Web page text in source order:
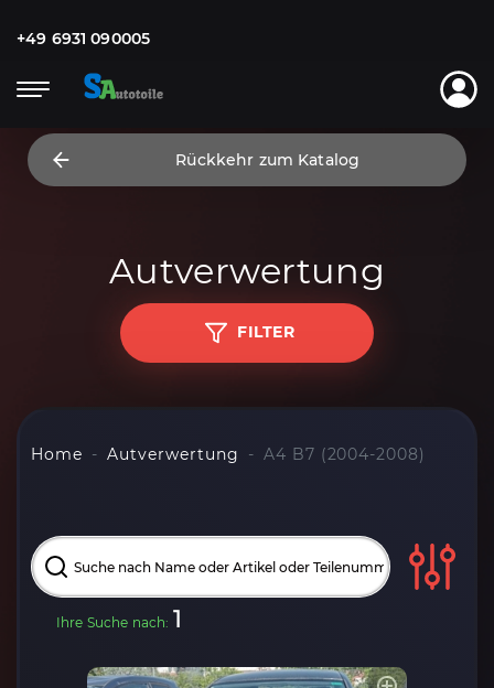
+49 6931 090005
Rückkehr zum Katalog
Autverwertung
FILTER
Home Autverwertung A4 B7 (2004-2008)
Ihre Suche nach: 1